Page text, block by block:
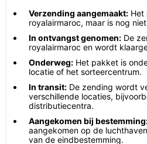
Verzending aangemaakt: Het
royalairmaroc, maar is nog
In ontvangst genomen: De
royalairmaroc en wordt
Onderweg: Het pakket is
locatie of het sorteercentrum.
In transit: De zending wordt
verschillende locaties,
distributiecentra.
Aangekomen bij
aangekomen op de
van de eindbestemming.